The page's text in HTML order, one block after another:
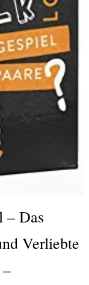
– Das
Verliebte